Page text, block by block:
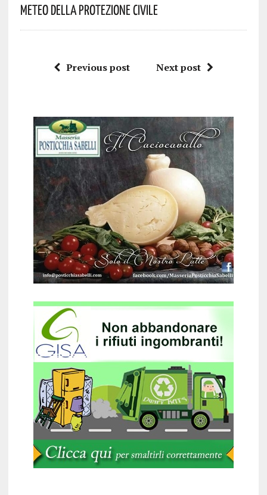
Meteo Della Protezione Civile
Previous post Next post